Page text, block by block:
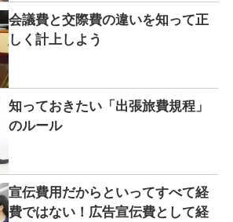
会議費と交際費の違いを知って正
しく計上しよう
知っておきたい「出張旅費規程」
のルール
宣伝費用だからといってすべて経
費ではない！広告宣伝費として経